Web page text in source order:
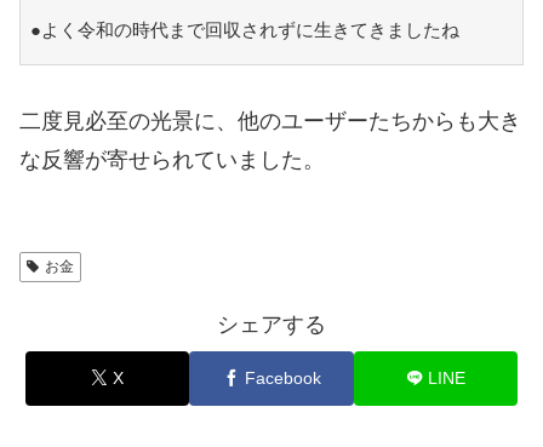
●よく令和の時代まで回収されずに生きてきましたね
二度見必至の光景に、他のユーザーたちからも大き
な反響が寄せられていました。
お金
シェアする
X Facebook LINE